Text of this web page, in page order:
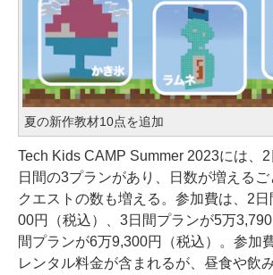
夏の新作教材10点を追加
Tech Kids CAMP Summer 2023には、
日間の3プランがあり、日数が増える
クエストの数も増える。参加費は、2
00円（税込）、3日間プランが5万
間プランが6万9,300円（税込）。参加
レンタル料金が含まれるが、昼食や飲